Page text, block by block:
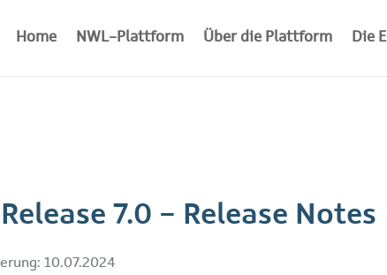
Home NWL-Plattform Über die Plattform Die
7.0 - Release Notes
10.07.2024